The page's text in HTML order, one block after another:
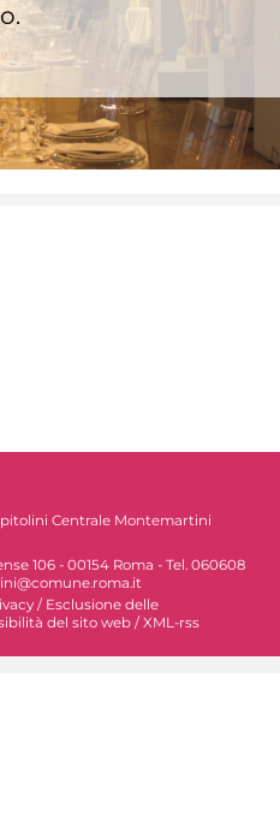
Centrale Montemartini
106 - 00154 Roma - Tel. 060608
/ Esclusione delle
del sito web / XML-rss